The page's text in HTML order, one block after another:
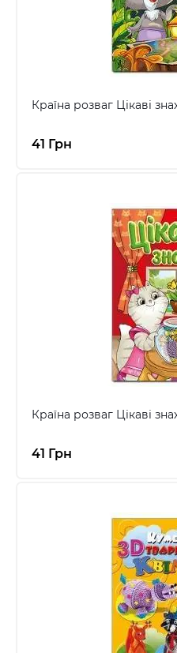
Країна розваг Цікаві
41 Грн
Країна розваг Цікаві
41 Грн